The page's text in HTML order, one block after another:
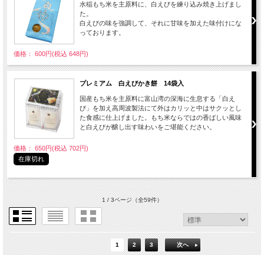
水稲もち米を主原料に、白えびを練り込み焼き上げまし
た。
白えびの味を強調して、それに甘味を加えた味付けにな
っております。
価格： 600円(税込 648円)
プレミアム 白えびかき餅 14袋入
国産もち米を主原料に富山湾の深海に生息する「白え
び」を加え高周波製法にて外はカリッと中はサクッとし
た食感に仕上げました。もち米ならではの香ばしい風味
と白えびが醸し出す味わいをご堪能ください。
価格： 650円(税込 702円)
在庫切れ
1 / 3ページ（全59件）
1 2 3 次へ